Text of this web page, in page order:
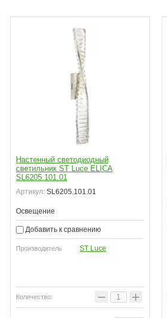
Настенный светодиодный
светильник ST Luce ELICA
SL6205.101.01
Артикул:SL6205.101.01
Освещение
Добавить к сравнению
Производитель ST Luce
Количество: − +